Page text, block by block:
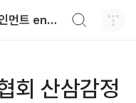
와일드진생WG엔터테인먼트 entertainment
회 산삼감정